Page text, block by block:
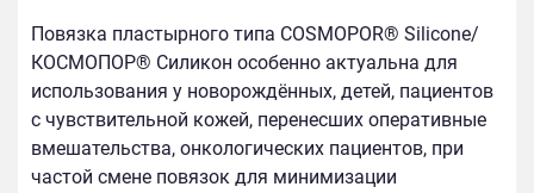
Повязка пластырного типа COSMOPOR® Silicone/
КОСМОПОР® Силикон особенно актуальна для
использования у новорождённых, детей, пациентов
с чувствительной кожей, перенесших оперативные
вмешательства, онкологических пациентов, при
частой смене повязок для минимизации